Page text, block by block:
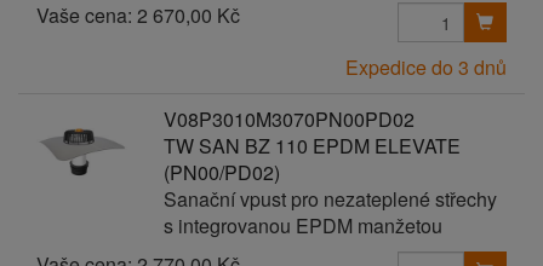
Vaše cena: 2 670,00 Kč
Expedice do 3 dnů
V08P3010M3070PN00PD02
TW SAN BZ 110 EPDM ELEVATE
(PN00/PD02)
Sanační vpust pro nezateplené střechy
s integrovanou EPDM manžetou